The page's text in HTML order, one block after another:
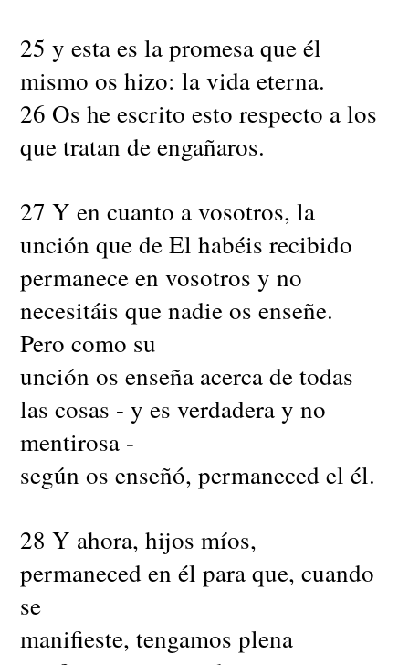
25 y esta es la promesa que él
mismo os hizo: la vida eterna.
26 Os he escrito esto respecto a los
que tratan de engañaros.
27 Y en cuanto a vosotros, la
unción que de El habéis recibido
permanece en vosotros y no
necesitáis que nadie os enseñe.
Pero como su
unción os enseña acerca de todas
las cosas - y es verdadera y no
mentirosa -
según os enseñó, permaneced el él.
28 Y ahora, hijos míos,
permaneced en él para que, cuando
se
manifieste, tengamos plena